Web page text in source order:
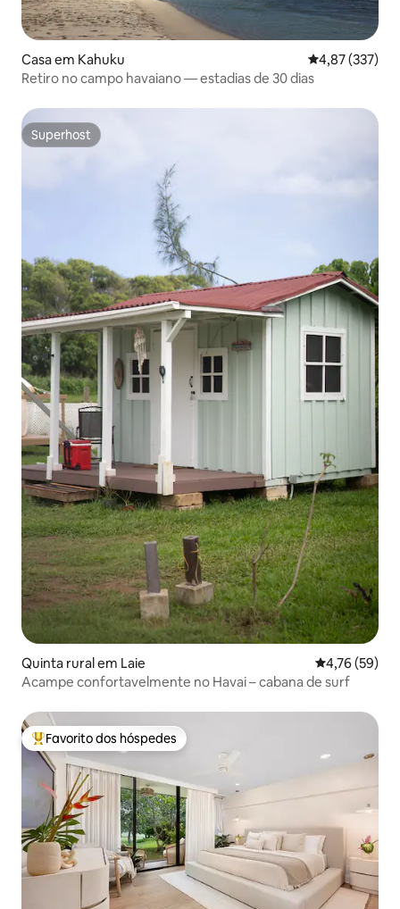
Casa em Kahuku Classificação
4,87 (337)
Retiro no campo havaiano — estadias de 30 dias
Superhost
Superhost
Quinta rural em Laie Classificação
4,76 (59)
Acampe confortavelmente no Havai – cabana de surf
Favoritos dos hóspedes mais apreciados
Favorito dos hóspedes